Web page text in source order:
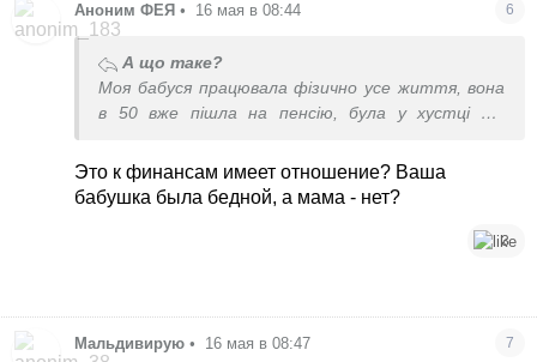
Аноним ФЕЯ • 16 мая в 08:44 6
А що таке?
Моя бабуся працювала фізично усе життя, вона
в 50 вже пішла на пенсію, була у хустці та
працювала в офісі, зараз їй майже 70 і вона досі
ходить на підборах і керує підприємством.
Это к финансам имеет отношение? Ваша
бабушка была бедной, а мама - нет?
3
Мальдивирую • 16 мая в 08:47 7